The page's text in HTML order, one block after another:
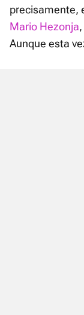
precisamente,
Mario Hezonja
Aunque esta